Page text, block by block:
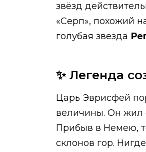
звёзд
«Серп», похожий
голубая звезда
✨ Легенда
Царь Эврисфей
величины. Он жил
Прибыв в Немею,
склонов гор.